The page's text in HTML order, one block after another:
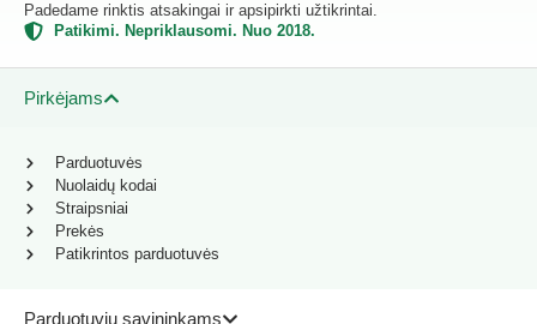
Padedame rinktis atsakingai ir apsipirkti užtikrintai.
Patikimi. Nepriklausomi. Nuo 2018.
Pirkėjams
Parduotuvių savininkams
Parduotuvės
Nuolaidų kodai
Straipsniai
Prekės
Patikrintos parduotuvės